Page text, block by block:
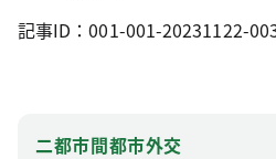
記事ID：001-001-20231122-
二都市間都市外交